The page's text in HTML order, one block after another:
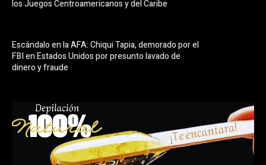
los Juegos Centroamericanos y del Caribe
Escándalo en la AFA: Chiqui Tapia, demorado por el
FBI en Estados Unidos por presunto lavado de
dinero y fraude